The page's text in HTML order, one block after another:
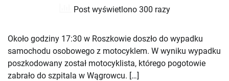
Post wyświetlono 300 razy
Około godziny 17:30 w Roszkowie doszło do wypadku
samochodu osobowego z motocyklem. W wyniku wypadku
poszkodowany został motocyklista, którego pogotowie
zabrało do szpitala w Wągrowcu. […]